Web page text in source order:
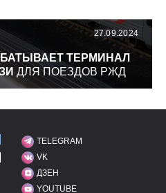
27.09.2024
ТЕРМИНАЛ
ДЛЯ ПОЕЗДОВ РЖД
МЫ В СОЦИАЛЬНЫХ
TELEGRAM
VK
ДЗЕН
YOUTUBE